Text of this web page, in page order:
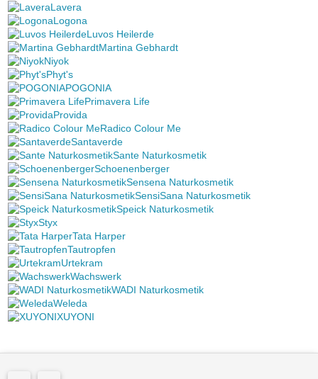
Lavera
Logona
Luvos Heilerde
Martina Gebhardt
Niyok
Phyt's
POGONIA
Primavera Life
Provida
Radico Colour Me
Santaverde
Sante Naturkosmetik
Schoenenberger
Sensena Naturkosmetik
SensiSana Naturkosmetik
Speick Naturkosmetik
Styx
Tata Harper
Tautropfen
Urtekram
Wachswerk
WADI Naturkosmetik
Weleda
XUYONI